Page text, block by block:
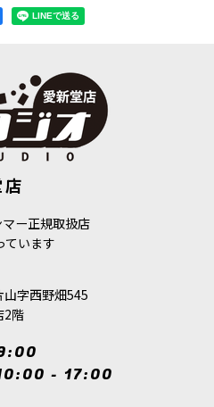
ドワールド] ウォリアー・オヴ・ケイ
オス：チャンピオン・オヴ・ケイオス
[08-22]
7,500円
ー正規取扱店
ています
字西野畑545
2階
- 17:00